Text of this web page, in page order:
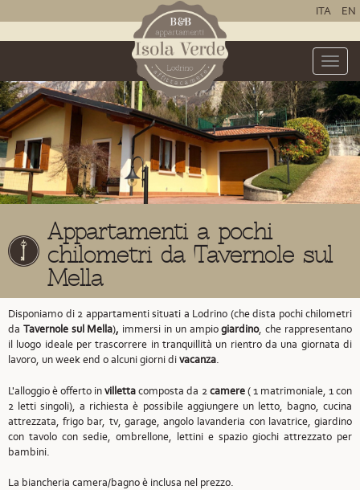
ITA EN
Toggle
Appartamenti a pochi
chilometri da Tavernole sul
Mella
Disponiamo di 2 appartamenti situati a Lodrino (che dista pochi chilometri
da Tavernole sul Mella), immersi in un ampiogiardino, che rappresentano
il luogo ideale per trascorrere in tranquillità un rientro da una giornata di
lavoro, un week end o alcuni giorni divacanza.
L'alloggio è offerto invillettacomposta da 2camere( 1 matrimoniale, 1 con
2 letti singoli), a richiesta è possibile aggiungere un letto, bagno, cucina
attrezzata, frigo bar, tv, garage, angolo lavanderia con lavatrice, giardino
con tavolo con sedie, ombrellone, lettini e spazio giochi attrezzato per
bambini.
La biancheria camera/bagno è inclusa nel prezzo.